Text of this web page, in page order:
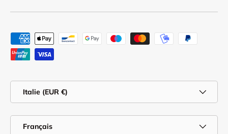
Moyens de paiement acceptés
Italie (EUR €)
Français